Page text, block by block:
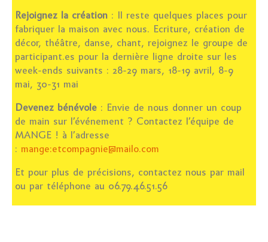
NOS FOURNISSEUR·EUSE·S
LA LIBRAIRIE
UNE LIBRAIRIE INDÉPENDANTE
COMMANDER UN LIVRE
LES EXPOSITIONS
INFOS & ACCESSIBILITÉ
Rejoignez la création : Il reste quelques places pour
fabriquer la maison avec nous. Ecriture, création de
décor, théâtre, danse, chant, rejoignez le groupe de
participant.es pour la dernière ligne droite sur les
week-ends suivants : 28-29 mars, 18-19 avril, 8-9
mai, 30-31 mai
Devenez bénévole : Envie de nous donner un coup
de main sur l’événement ? Contactez l’équipe de
MANGE ! à l’adresse
: mange:etcompagnie@mailo.com
Et pour plus de précisions, contactez nous par mail
ou par téléphone au 06.79.46.51.56